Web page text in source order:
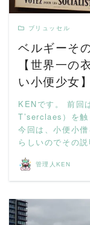
ブリュッセル
ベルギーそ
【世界一の
い小便少女】
KENです。 前回
T’serclaes）を触
今回は、小便小
らしいのでその
管理人KEN